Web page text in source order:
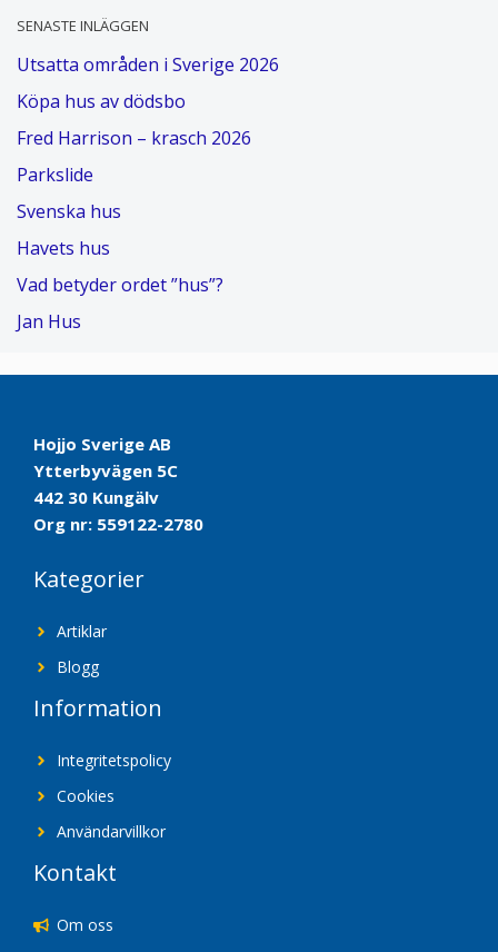
SENASTE INLÄGGEN
Utsatta områden i Sverige 2026
Köpa hus av dödsbo
Fred Harrison – krasch 2026
Parkslide
Svenska hus
Havets hus
Vad betyder ordet ”hus”?
Jan Hus
Hojjo Sverige AB
Ytterbyvägen 5C
442 30 Kungälv
Org nr: 559122-2780
Kategorier
Artiklar
Blogg
Information
Integritetspolicy
Cookies
Användarvillkor
Kontakt
Om oss